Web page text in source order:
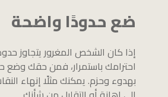
ضع حدودًا واضحة
إذا كان الشخص المغرور يتجاوز
احترامك باستمرار، فمن حقك
بهدوء وحزم. يمكنك مثلًا إنهاء